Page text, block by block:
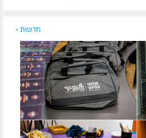
חדשות »